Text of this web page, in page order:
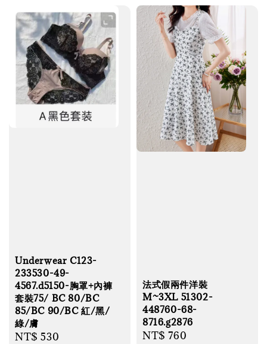
Underwear C123-
233530-49-
4567.d5150-胸罩+內褲
套裝75/ BC 80/BC
85/BC 90/BC 紅/黑/
綠/膚
Regular
NT$ 530
法式假兩件洋裝
M~3XL 51302-
448760-68-
8716.g2876
Regular
NT$ 760